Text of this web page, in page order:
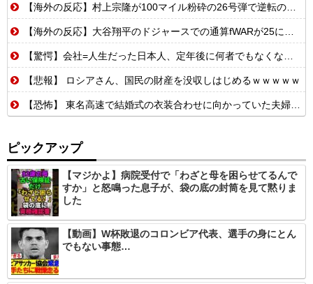
【海外の反応】村上宗隆が100マイル粉砕の26号弾で逆転の口火に「三振率＆四球率が高い奇妙な二面性」
【海外の反応】大谷翔平のドジャースでの通算fWARが25に到達！ → 「3シーズン未満でレジェンドクラスの通算WARを稼いでるな」「契約終了時にはどれくらいの数字になるのか楽しみ」
【驚愕】会社=人生だった日本人、定年後に何者でもなくなるwww
【悲報】 ロシアさん、国民の財産を没収しはじめるｗｗｗｗｗ
【恐怖】 東名高速で結婚式の衣装合わせに向かっていた夫婦の車に何度も何度も追突した60歳の男がヤバすぎる…こんなのに遭遇したらどうすればいいの？
ピックアップ
【マジかよ】病院受付で「わざと母を困らせてるんで
すか」と怒鳴った息子が、袋の底の封筒を見て黙りま
した
【動画】W杯敗退のコロンビア代表、選手の身にとん
でもない事態…